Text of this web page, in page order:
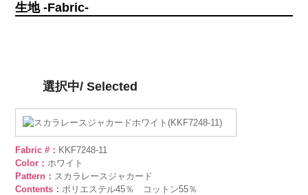
生地 -Fabric-
選択中/ Selected
Fabric #： KKF7248-11
Color：ホワイト
Pattern： スカラレースジャカード
Contents：ポリエステル45％ コットン55％